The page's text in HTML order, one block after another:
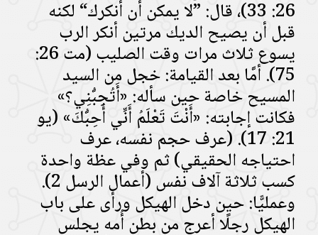
26: 33)، قال: ”لا يمكن أن أنكرك“ لكنه
قبل أن يصيح الديك مرتين أنكر الرب
يسوع ثلاث مرات وقت الصليب (مت 26:
75). أمَّا بعد القيامة: خجل من السيد
المسيح خاصة حين سأله: «أَتُحِبُّنِي؟»
فكانت إجابته: «أَنْتَ تَعْلَمُ أَنِّي أُحِبُّكَ» (يو
21: 17). (عرف حجم نفسه، عرف
احتياجه الحقيقي) ثم وفي عظة واحدة
كسب ثلاثة آلاف نفس (أعمال الرسل 2).
وعمليًّا: حين دخل الهيكل ورأى على باب
الهيكل رجلًا أعرج من بطن أُمه يجلس